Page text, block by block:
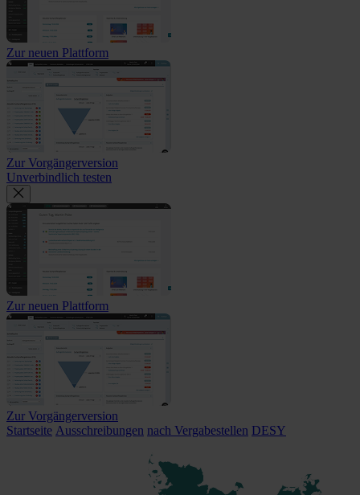
Zur neuen Plattform
Zur Vorgängerversion
Unverbindlich testen
Zur neuen Plattform
Zur Vorgängerversion
Startseite Ausschreibungen nach Vergabestellen DESY